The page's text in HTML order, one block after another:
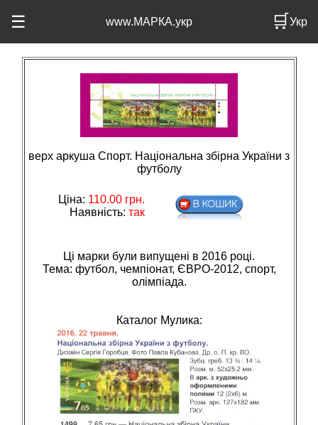
☰ www.МАРКА.укр 🛒Укр
верх аркуша Спорт. Національна збірна України з
футболу
Ціна: 110.00грн.
Наявність: так
Ці марки були випущені в 2016 році.
Тема: футбол, чемпiонат, ЄВРО-2012, спорт,
олiмпiада.
Каталог Мулика: